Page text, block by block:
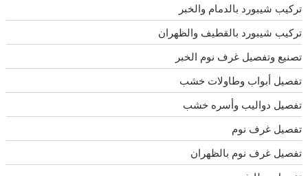
تركيب شيبورد بالدمام والخبر
تركيب شيبورد بالقطيف والظهران
تصنيع وتفصيل غرف نوم الخبر
تفصيل أبواب وطاولات خشب
تفصيل دواليب وأسره خشب
تفصيل غرف نوم
تفصيل غرف نوم بالظهران